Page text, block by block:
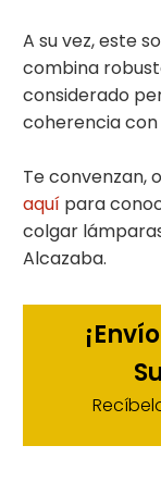
A su vez, este
combina
considerado
coherencia
Te convenzan,
aquí para
colgar
Alcazaba.